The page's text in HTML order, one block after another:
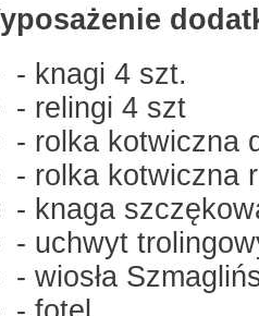
- knagi 4 szt.
- relingi 4 szt
- rolka kotwiczna
- rolka kotwiczna
- knaga
- uchwyt
- wiosła